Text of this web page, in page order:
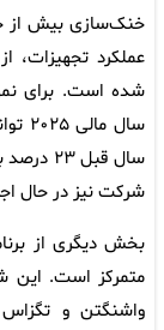
خنک‌سازی بیش از
عملکرد تجهیزات،
شده است. برای
سال
شرکت نیز در حال
بخش دیگری از
متمرکز است. این
واشنگتن و